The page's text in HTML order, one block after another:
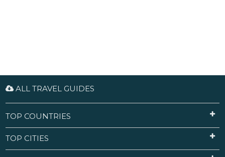
ALL TRAVEL GUIDES
TOP COUNTRIES
TOP CITIES